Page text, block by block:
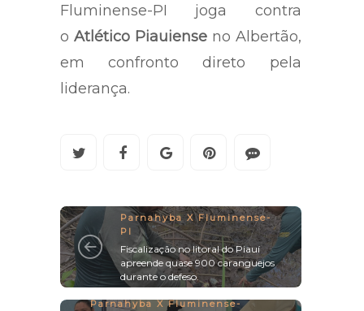
Fluminense-PI joga contra
o Atlético Piauienseno Albertão,
em confronto direto pela
liderança.
Parnahyba X Fluminense-
PI
Fiscalização no litoral do Piauí
apreende quase 900 caranguejos
durante o defeso.
Parnahyba X Fluminense-